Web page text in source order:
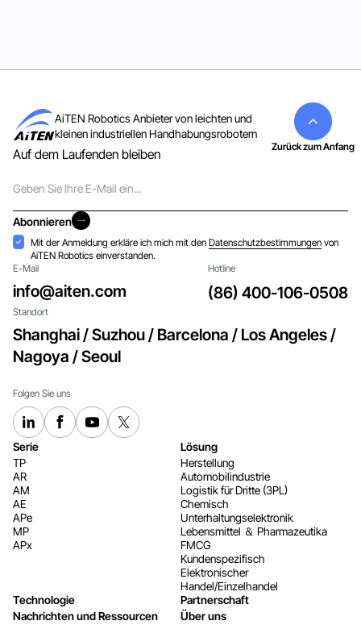
AiTEN Robotics Anbieter von leichten und
kleinen industriellen Handhabungsrobotern
Auf dem Laufenden bleiben
Mail
Abonnieren
Abonnieren
Akzeptanz
Mit der Anmeldung erkläre ich mich mit den Datenschutzbestimmungenvon
AiTEN Robotics einverstanden.
E-Mail
info@aiten.com
Hotline
(86) 400-106-0508
Standort
Shanghai / Suzhou / Barcelona / Los Angeles /
Nagoya / Seoul
Folgen Sie uns
Serie
TP
AR
AM
AE
APe
MP
APx
Lösung
Herstellung
Automobilindustrie
Logistik für Dritte (3PL)
Chemisch
Unterhaltungselektronik
Lebensmittel ＆ Pharmazeutika
FMCG
Kundenspezifisch
Elektronischer
Handel/Einzelhandel
Technologie
Partnerschaft
Nachrichten und Ressourcen
Über uns
Zurück zum Anfang